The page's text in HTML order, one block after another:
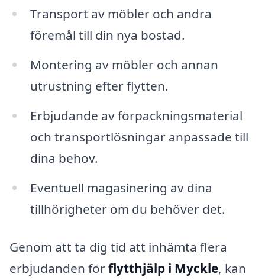
Transport av möbler och andra
föremål till din nya bostad.
Montering av möbler och annan
utrustning efter flytten.
Erbjudande av förpackningsmaterial
och transportlösningar anpassade till
dina behov.
Eventuell magasinering av dina
tillhörigheter om du behöver det.
Genom att ta dig tid att inhämta flera
erbjudanden förflytthjälp i Myckle, kan